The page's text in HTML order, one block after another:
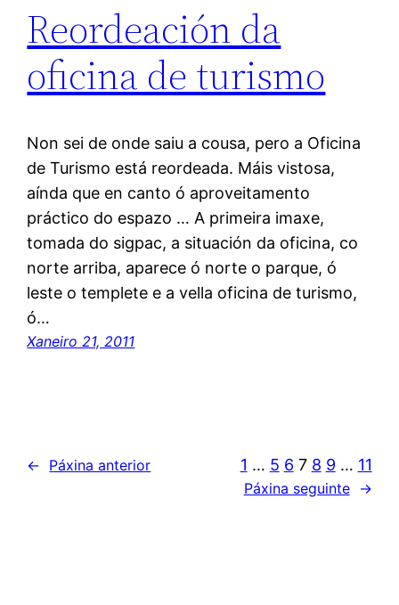
Reordeación da
oficina de turismo
Non sei de onde saiu a cousa, pero a Oficina
de Turismo está reordeada. Máis vistosa,
aínda que en canto ó aproveitamento
práctico do espazo … A primeira imaxe,
tomada do sigpac, a situación da oficina, co
norte arriba, aparece ó norte o parque, ó
leste o templete e a vella oficina de turismo,
ó…
Xaneiro 21, 2011
← Páxina anterior 1 … 5 6 7 8 9 … 11
Páxina seguinte →